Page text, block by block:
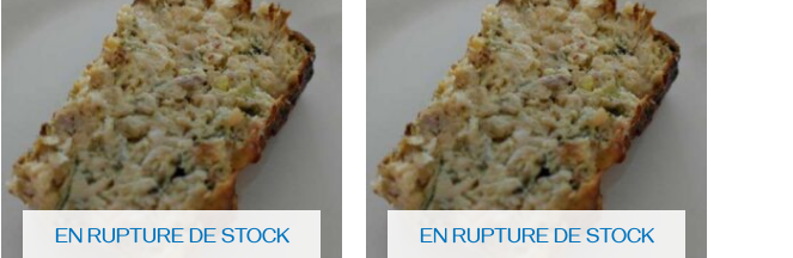
EN RUPTURE DE STOCK EN RUPTURE DE STOCK